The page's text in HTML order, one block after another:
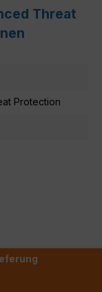
Threat
Protection